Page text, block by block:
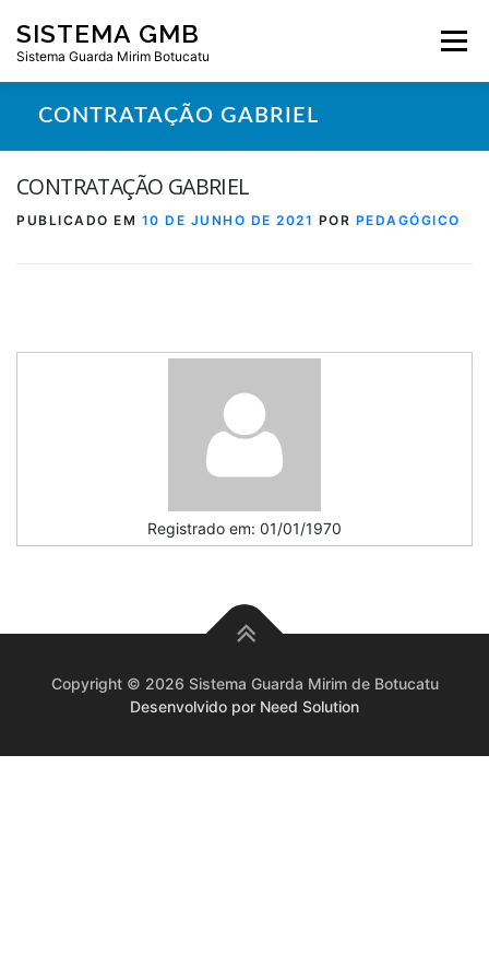
para
conteúdo
SISTEMA GMB
Sistema Guarda Mirim Botucatu
Menu
CONTRATAÇÃO GABRIEL
CONTRATAÇÃO GABRIEL
PUBLICADO EM 10 DE JUNHO DE 2021 POR PEDAGÓGICO
Registrado em: 01/01/1970
Copyright © 2026 Sistema Guarda Mirim de Botucatu
Desenvolvido por Need Solution